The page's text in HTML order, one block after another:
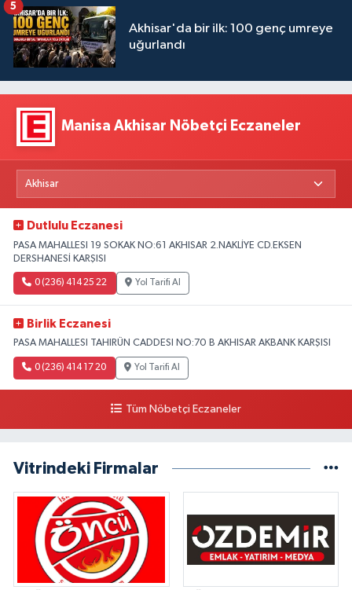
Akhisar'da bir ilk: 100 genç umreye
uğurlandı
5
Manisa Akhisar Nöbetçi Eczaneler
Dutlulu Eczanesi
PASA MAHALLESI 19 SOKAK NO:61 AKHISAR 2.NAKLİYE CD.EKSEN
DERSHANESİ KARŞISI
0 (236) 414 25 22 Yol Tarifi Al
Birlik Eczanesi
PASA MAHALLESI TAHIRÜN CADDESI NO:70 B AKHISAR AKBANK KARŞISI
0 (236) 414 17 20 Yol Tarifi Al
Tüm Nöbetçi Eczaneler
Vitrindeki Firmalar